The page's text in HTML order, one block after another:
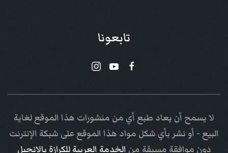
تابعونا
لا يسمح أن يعاد طبع أي من منشورات هذا الموقع لغاية
البيع - أو نشر بأي شكل مواد هذا الموقع على شبكة الإنترنت
دون موافقة مسبقة من الخدمة العربية للكرازة بالإنجيل